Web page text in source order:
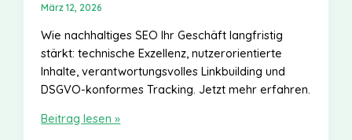
März 12, 2026
Wie nachhaltiges SEO Ihr Geschäft langfristig
stärkt: technische Exzellenz, nutzerorientierte
Inhalte, verantwortungsvolles Linkbuilding und
DSGVO-konformes Tracking. Jetzt mehr erfahren.
SEO-
Beitrag lesen »